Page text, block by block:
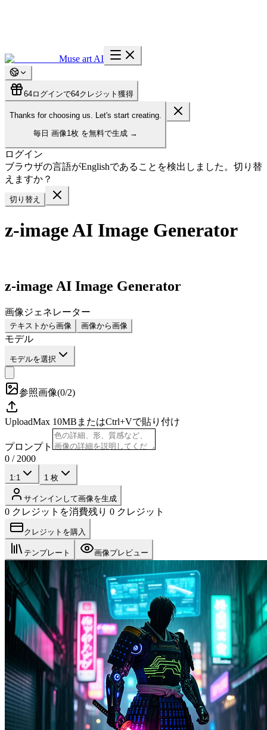
Muse art AI
64ログインで64クレジット獲得
Thanks for choosing us. Let's start creating.
毎日 画像1枚 を無料で生成 →
ログイン
ブラウザの言語がEnglishであることを検出しました。切り替
えますか？
切り替え
z-image AI Image Generator
z-image AI Image Generator
画像ジェネレーター
テキストから画像 画像から画像
モデル
モデルを選択
参照画像(0/2)
UploadMax 10MB またはCtrl+Vで貼り付け
プロンプト
0 / 2000
1:1 1 枚
サインインして画像を生成
0 クレジットを消費残り 0 クレジット
クレジットを購入
テンプレート 画像プレビュー